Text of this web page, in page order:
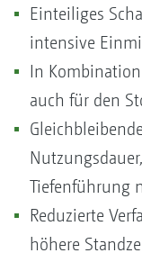
Einteiliges
intensive
In
auch für den
Tiefenführung
Reduzierte
höhere